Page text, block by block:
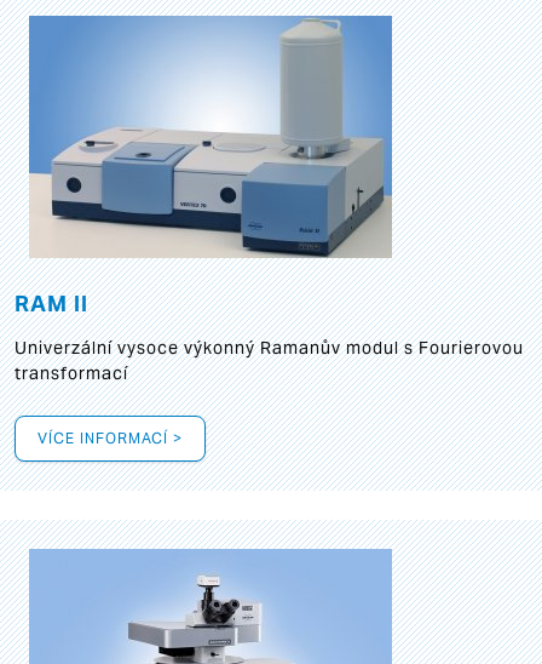
RAM II
Univerzální vysoce výkonný Ramanův modul s Fourierovou
transformací
VÍCE INFORMACÍ >